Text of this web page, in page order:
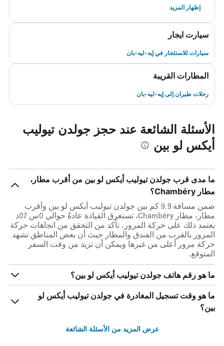
إظهار المزيد
سيارت ايجار
سيارات للاستئجار في إيه-ليه-بان
المطارات القريبة
رحلات طيران إلى إيه-ليه-بان
الأسئلة الشائعة عند حجز جولدن تيوليب
أيكس لو بين
ما مدى قرب جولدن تيوليب أيكس لو بين من أقرب مطار،
مطار Chambéry؟
ضمن مسافة 9.9 كم بين جولدن تيوليب أيكس لو بين وأقرب
مطار، مطار Chambéry، تستغرق القيادة عادةً حوالي 0س 07د
يعتمد ذلك على حركة المرور. تأكد من التحقق من اتجاهات حركة
المرور بالقرب من الفندق والمطار حيث أن بعض المناطق تشهد
حركة مرور أعلى من غيرها ويمكن أن تزيد من وقت السفر
المتوقع.
ما هو رقم هاتف جولدن تيوليب أيكس لو بين؟
ما هو وقت تسجيل المغادرة في جولدن تيوليب أيكس لو
بين؟
عرض المزيد من الأسئلة الشائعة